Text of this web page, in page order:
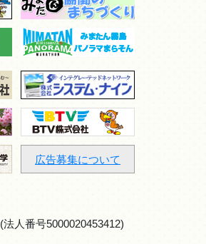
広告募集について
(法人番号5000020453412)